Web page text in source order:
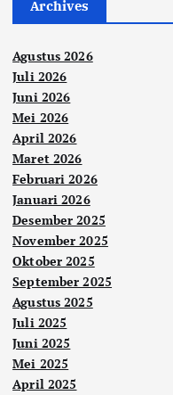
Archives
Agustus 2026
Juli 2026
Juni 2026
Mei 2026
April 2026
Maret 2026
Februari 2026
Januari 2026
Desember 2025
November 2025
Oktober 2025
September 2025
Agustus 2025
Juli 2025
Juni 2025
Mei 2025
April 2025